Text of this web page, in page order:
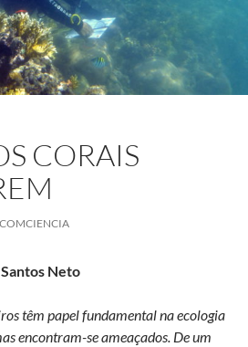
CORAIS
COMCIENCIA
Neto
têm papel fundamental na ecologia
encontram-se ameaçados. De um